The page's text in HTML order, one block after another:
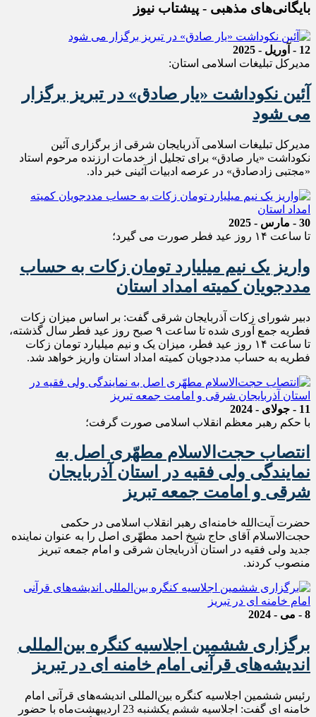
بایگانی‌های مذهبی - پیشتاب نیوز
12 - آوریل - 2025
مدیرکل تبلیغات اسلامی استان:
آئین نکوداشت «یار صادق» در تبریز برگزار
می شود
مدیرکل تبلیغات اسلامی آذربایجان شرقی از برگزاری آئین
نکوداشت «یار صادق» برای تجلیل از خدمات ارزنده مرحوم استاد
«مجتبی زادصادق» در عرصه ادبیات آئینی خبر داد.
30 - مارس - 2025
تا ساعت ۱۴ روز عید فطر صورت می گیرد؛
واریز یک نیم میلیارد تومان زکات به حساب
مددجویان کمیته امداد استان
دبیر شورای زکات آذربایجان شرقی گفت: بر اساس میزان زکات
فطریه جمع آوری شده تا ساعت ۹ صبح روز عید فطر سال گذشته،
تا ساعت ۱۴ روز عید فطر، میزان یک و نیم میلیارد تومان زکات
فطریه به حساب مددجویان کمیته امداد استان واریز خواهد شد.
11 - جولای - 2024
با حکم رهبر معظم انقلاب اسلامی صورت گرفت؛
انتصاب حجت‌الاسلام مطهّری اصل به‌
نمایندگی ولی فقیه در استان آذربایجان
شرقی و امامت جمعه تبریز
حضرت آیت‌الله خامنه‌ای رهبر انقلاب اسلامی در حکمی
حجت‌الاسلام آقای حاج شیخ احمد مطهّری اصل را به عنوان نماینده
جدید ولی فقیه در استان آذربایجان شرقی و امام جمعه تبریز
منصوب کردند.
8 - می - 2024
برگزاری ششمین اجلاسیه کنگره بین‌المللی
اندیشه‌های قرآنی امام خامنه ای در تبریز
رئیس ششمین اجلاسیه کنگره بین‌المللی اندیشه‌های قرآنی امام
خامنه ای گفت: اجلاسیه ششم یکشنبه 23 اردیبهشت‌ماه با حضور